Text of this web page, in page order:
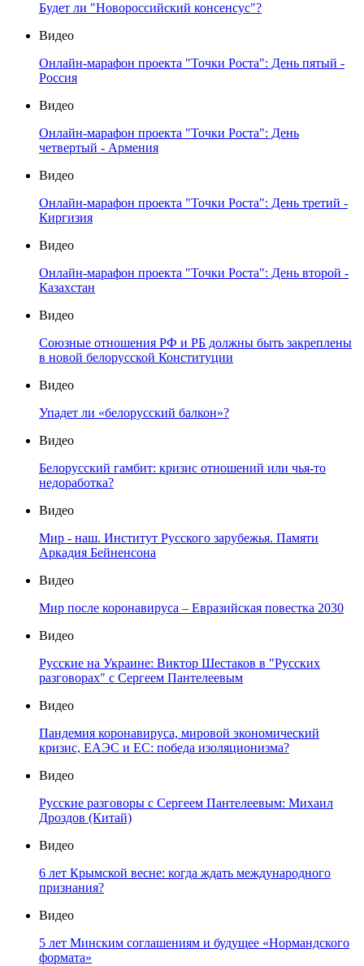
Будет ли "Новороссийский консенсус"?
Видео
Онлайн-марафон проекта "Точки Роста": День пятый -
Россия
Видео
Онлайн-марафон проекта "Точки Роста": День
четвертый - Армения
Видео
Онлайн-марафон проекта "Точки Роста": День третий -
Киргизия
Видео
Онлайн-марафон проекта "Точки Роста": День второй -
Казахстан
Видео
Союзные отношения РФ и РБ должны быть закреплены
в новой белорусской Конституции
Видео
Упадет ли «белорусский балкон»?
Видео
Белорусский гамбит: кризис отношений или чья-то
недоработка?
Видео
Мир - наш. Институт Русского зарубежья. Памяти
Аркадия Бейненсона
Видео
Мир после коронавируса – Евразийская повестка 2030
Видео
Русские на Украине: Виктор Шестаков в "Русских
разговорах" с Сергеем Пантелеевым
Видео
Пандемия коронавируса, мировой экономический
кризис, ЕАЭС и ЕС: победа изоляционизма?
Видео
Русские разговоры с Сергеем Пантелеевым: Михаил
Дроздов (Китай)
Видео
6 лет Крымской весне: когда ждать международного
признания?
Видео
5 лет Минским соглашениям и будущее «Нормандского
формата»